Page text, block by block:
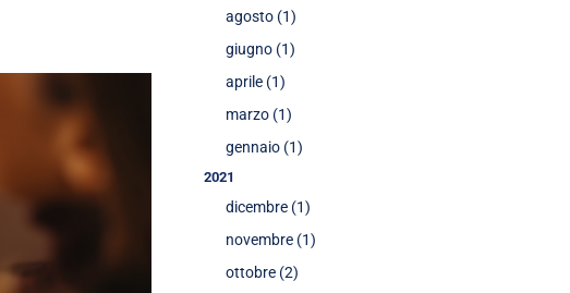
agosto (1)
giugno (1)
aprile (1)
marzo (1)
gennaio (1)
2021
dicembre (1)
novembre (1)
ottobre (2)